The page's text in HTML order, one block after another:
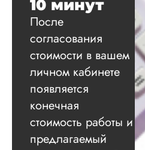
10 минут
После
согласования
стоимости в вашем
личном кабинете
появляется
конечная
стоимость работы и
предлагаемый